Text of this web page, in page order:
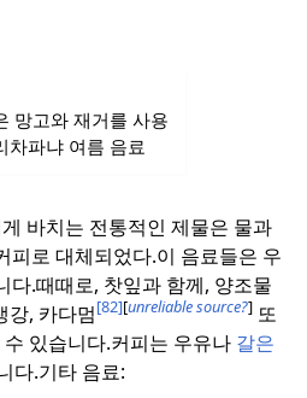
망고와 재거를 사용
차파냐 여름 음료
바치는 전통적인 제물은 물과
피로 대체되었다.이 음료들은 우
다.때때로, 찻잎과 함께, 양조물
강, 카다멈[82][unreliable source?] 또
있습니다.커피는 우유나 갈은
다.기타 음료: